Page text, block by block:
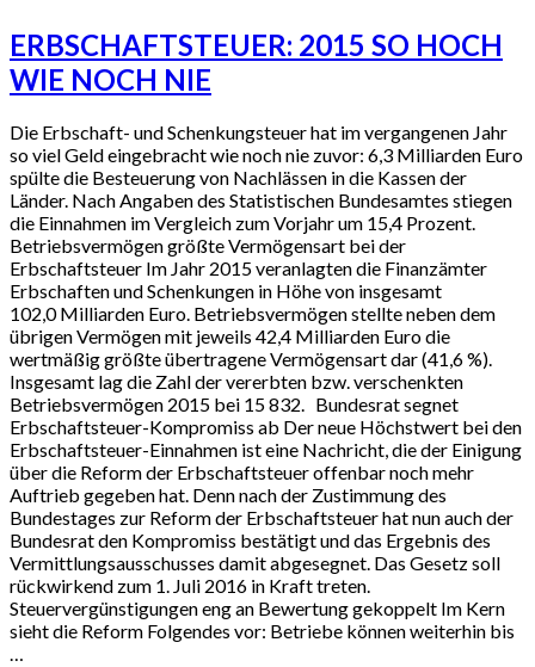
ERBSCHAFTSTEUER: 2015 SO HOCH
WIE NOCH NIE
Die Erbschaft- und Schenkungsteuer hat im vergangenen Jahr
so viel Geld eingebracht wie noch nie zuvor: 6,3 Milliarden Euro
spülte die Besteuerung von Nachlässen in die Kassen der
Länder. Nach Angaben des Statistischen Bundesamtes stiegen
die Einnahmen im Vergleich zum Vorjahr um 15,4 Prozent.
Betriebsvermögen größte Vermögensart bei der
Erbschaftsteuer Im Jahr 2015 veranlagten die Finanzämter
Erbschaften und Schenkungen in Höhe von insgesamt
102,0 Milliarden Euro. Betriebs­vermögen stellte neben dem
übrigen Vermögen mit jeweils 42,4 Milliarden Euro die
wertmäßig größte übertragene Vermögens­art dar (41,6 %).
Insgesamt lag die Zahl der vererbten bzw. verschenkten
Betriebs­vermögen 2015 bei 15 832. Bundesrat segnet
Erbschaftsteuer-Kompromiss ab Der neue Höchstwert bei den
Erbschaftsteuer-Einnahmen ist eine Nachricht, die der Einigung
über die Reform der Erbschaftsteuer offenbar noch mehr
Auftrieb gegeben hat. Denn nach der Zustimmung des
Bundestages zur Reform der Erbschaftsteuer hat nun auch der
Bundesrat den Kompromiss bestätigt und das Ergebnis des
Vermittlungsausschusses damit abgesegnet. Das Gesetz soll
rückwirkend zum 1. Juli 2016 in Kraft treten.
Steuervergünstigungen eng an Bewertung gekoppelt Im Kern
sieht die Reform Folgendes vor: Betriebe können weiterhin bis
…